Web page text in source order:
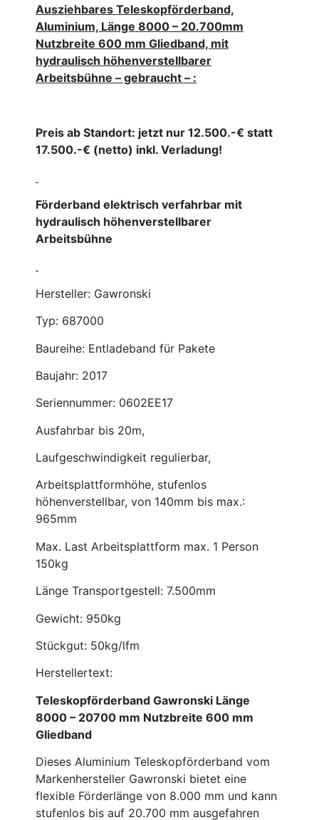
Ausziehbares Teleskopförderband,
Aluminium, Länge 8000 – 20.700mm
Nutzbreite 600 mm Gliedband, mit
hydraulisch höhenverstellbarer
Arbeitsbühne – gebraucht – :
Preis ab Standort: jetzt nur 12.500.-€ statt
17.500.-€ (netto) inkl. Verladung!
Förderband elektrisch verfahrbar mit
hydraulisch höhenverstellbarer
Arbeitsbühne
Hersteller: Gawronski
Typ: 687000
Baureihe: Entladeband für Pakete
Baujahr: 2017
Seriennummer: 0602EE17
Ausfahrbar bis 20m,
Laufgeschwindigkeit regulierbar,
Arbeitsplattformhöhe, stufenlos
höhenverstellbar, von 140mm bis max.:
965mm
Max. Last Arbeitsplattform max. 1 Person
150kg
Länge Transportgestell: 7.500mm
Gewicht: 950kg
Stückgut: 50kg/lfm
Herstellertext:
Teleskopförderband Gawronski Länge
8000 – 20700 mm Nutzbreite 600 mm
Gliedband
Dieses Aluminium Teleskopförderband vom
Markenhersteller Gawronski bietet eine
flexible Förderlänge von 8.000 mm und kann
stufenlos bis auf 20.700 mm ausgefahren